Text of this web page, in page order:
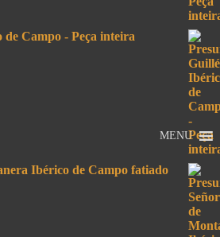
MENU
Campo - Peça inteira
Ibérico de Campo fatiado